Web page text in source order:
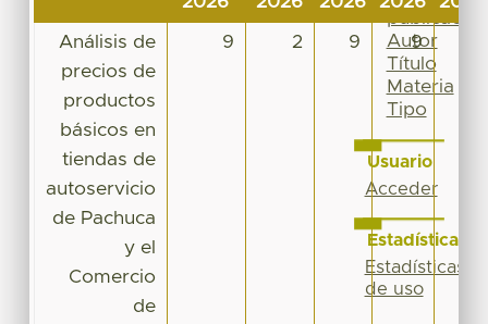
Análisis de
precios de
productos
básicos en
tiendas de
autoservicio
de Pachuca
y el
Comercio
de
9 2 9 9
publicación
Autor
Título
Materia
Tipo
Usuario
Acceder
Estadísticas
Estadísticas
de uso